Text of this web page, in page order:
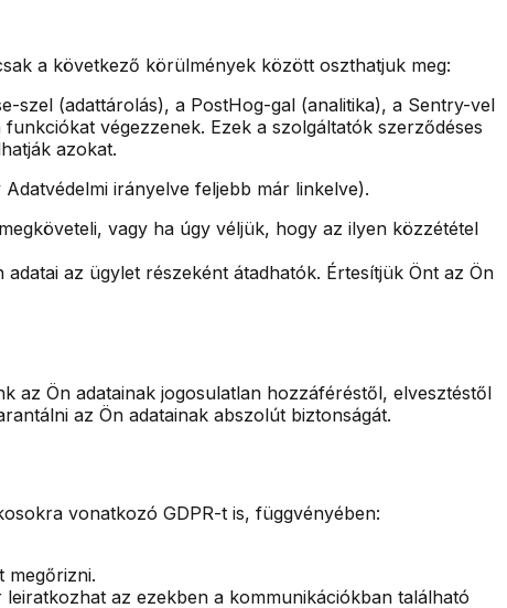
a következő körülmények között oszthatjuk meg:
szel (adattárolás), a PostHog-gal (analitika), a Sentry-vel
végezzenek. Ezek a szolgáltatók szerződéses
azokat.
irányelve feljebb már linkelve).
vagy ha úgy véljük, hogy az ilyen közzététel
az ügylet részeként átadhatók. Értesítjük Önt az Ön
az Ön adatainak jogosulatlan hozzáféréstől, elvesztéstől
az Ön adatainak abszolút biztonságát.
vonatkozó GDPR-t is, függvényében:
megőrizni.
az ezekben a kommunikációkban található